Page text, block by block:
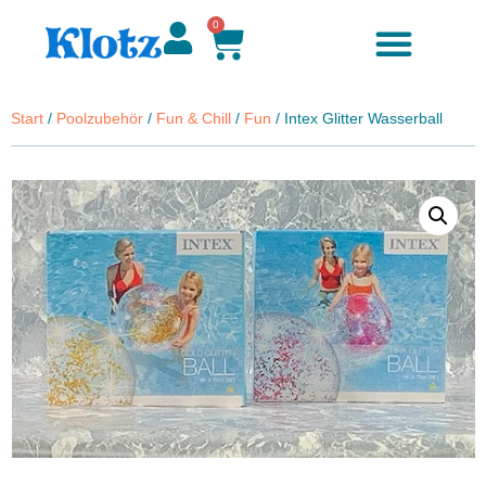
0
Start / Poolzubehör / Fun & Chill / Fun / Intex Glitter Wasserball